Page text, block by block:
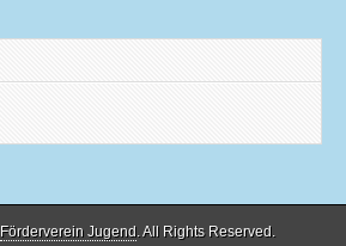
Förderverein Jugend. All Rights Reserved.